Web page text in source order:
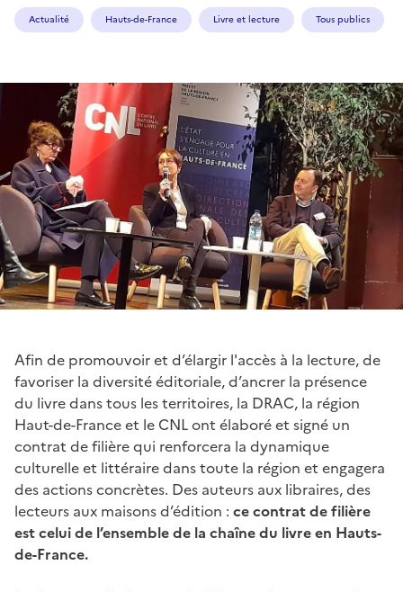
Actualité Hauts-de-France Livre et lecture Tous publics
Afin de promouvoir et d’élargir l'accès à la lecture, de
favoriser la diversité éditoriale, d’ancrer la présence
du livre dans tous les territoires, la DRAC, la région
Haut-de-France et le CNL ont élaboré et signé un
contrat de filière qui renforcera la dynamique
culturelle et littéraire dans toute la région et engagera
des actions concrètes. Des auteurs aux libraires, des
lecteurs aux maisons d’édition : ce contrat de filière
est celui de l’ensemble de la chaîne du livre en Hauts-
de-France.